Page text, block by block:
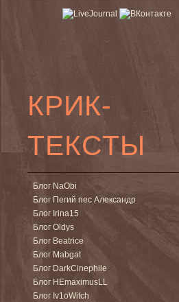
КРИК-
ТЕКСТЫ
Блог NaObi
Блог Пегий пес Александр
Блог Irina15
Блог Oldys
Блог Beatrice
Блог Mabgat
Блог DarkCinephile
Блог HEmaximusLL
Блог Iv1oWitch